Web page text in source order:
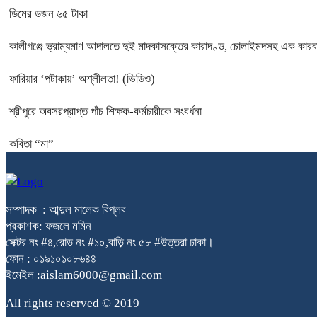
ডিমের ডজন ৬৫ টাকা
কালীগঞ্জে ভ্রাম্যমাণ আদালতে দুই মাদকাসক্তের কারাদণ্ড, চোলাইমদসহ এক
ফারিয়ার ‘পটাকায়’ অশ্লীলতা! (ভিডিও)
শ্রীপুরে অবসরপ্রাপ্ত পাঁচ শিক্ষক-কর্মচারীকে সংবর্ধনা
কবিতা “মা”
সম্পাদক : আব্দুল মালেক বিপ্লব
প্রকাশক: ফজলে মমিন
সেক্টর নং #৪,রোড নং #১০,বাড়ি নং ৫৮ #উত্তরা ঢাকা।
ফোন : ০১৯১০১০৮৬৪৪
ইমেইল :aislam6000@gmail.com
All rights reserved © 2019